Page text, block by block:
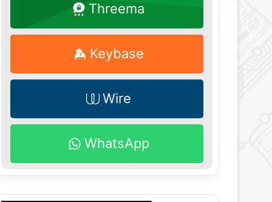
Threema
Keybase
Wire
WhatsApp